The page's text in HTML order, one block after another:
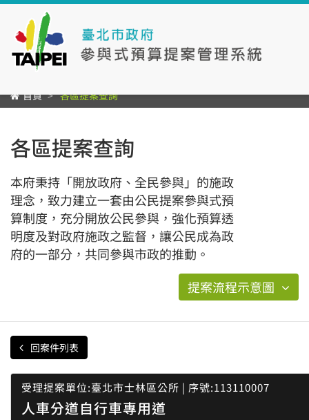
首頁 各區提案查詢
各區提案查詢
本府秉持「開放政府、全民參與」的施政
理念，致力建立一套由公民提案參與式預
算制度，充分開放公民參與，強化預算透
明度及對政府施政之監督，讓公民成為政
府的一部分，共同參與市政的推動。
提案流程示意圖
回案件列表
受理提案單位:臺北市士林區公所 | 序號:113110007
人車分道自行車專用道